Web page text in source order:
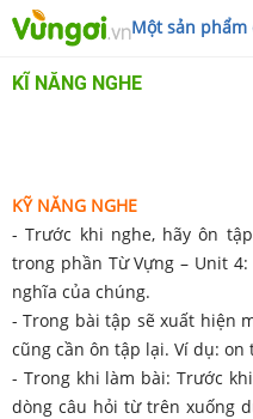
Một sản phẩm
KĨ NĂNG NGHE
KỸ NĂNG NGHE
- Trước khi nghe, hãy ôn
trong phần Từ Vựng – Unit
nghĩa của chúng.
- Trong bài tập sẽ xuất hiện
cũng cần ôn tập lại. Ví dụ:
- Trong khi làm bài: Trước
dòng câu hỏi từ trên xuống